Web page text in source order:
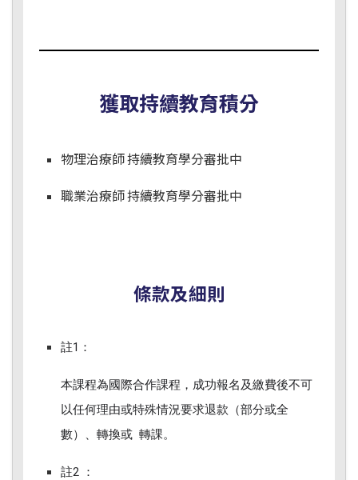
獲取持續教育積分
物理治療師 持續教育學分審批中
職業治療師 持續教育學分審批中
條款及細則
註1：
本課程為國際合作課程，成功報名及繳費後不可
以任何理由或特殊情況要求退款（部分或全
數）、轉換或 轉課。
註2 ：